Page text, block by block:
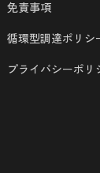
免責事項
循環型調達ポリシ
プライバシーポリ